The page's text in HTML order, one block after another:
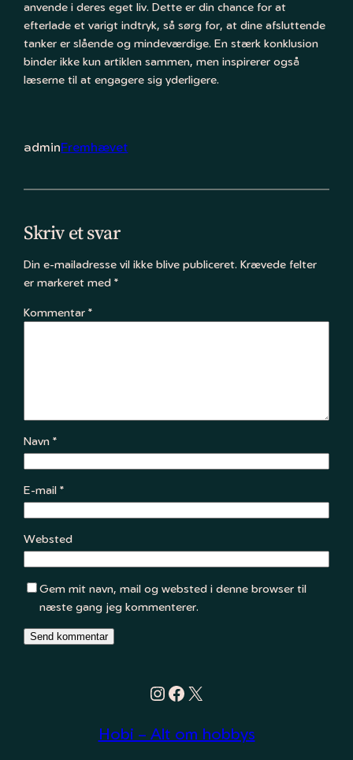
anvende i deres eget liv. Dette er din chance for at
efterlade et varigt indtryk, så sørg for, at dine afsluttende
tanker er slående og mindeværdige. En stærk konklusion
binder ikke kun artiklen sammen, men inspirerer også
læserne til at engagere sig yderligere.
adminFremhævet
Skriv et svar
Din e-mailadresse vil ikke blive publiceret. Krævede felter
er markeret med*
Kommentar*
Navn*
E-mail*
Websted
Gem mit navn, mail og websted i denne browser til
næste gang jeg kommenterer.
Instagram
Facebook
X
Hobi – Alt om hobbys